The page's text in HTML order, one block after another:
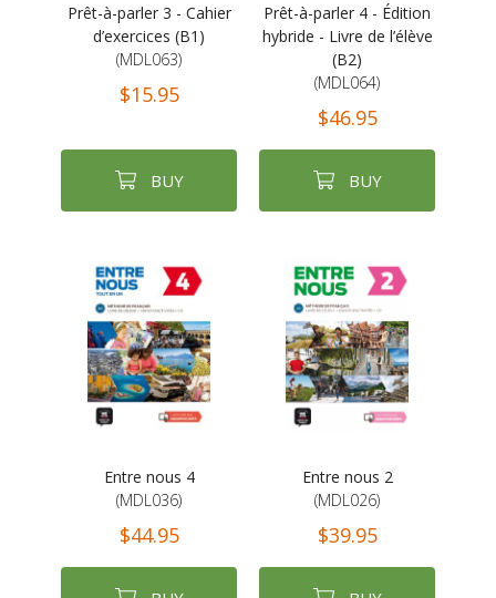
Prêt-à-parler 3 - Cahier
d’exercices (B1)
(MDL063)
$15.95
BUY
Prêt-à-parler 4 - Édition
hybride - Livre de l’élève
(B2)
(MDL064)
$46.95
BUY
Entre nous 4
(MDL036)
$44.95
Entre nous 2
(MDL026)
$39.95